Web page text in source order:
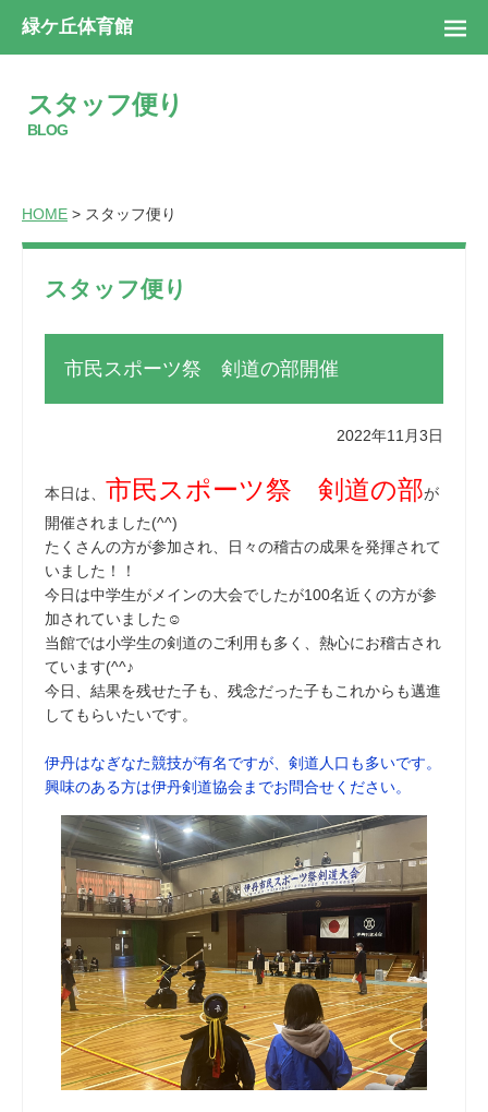
緑ケ丘体育館
スタッフ便り
BLOG
HOME > スタッフ便り
スタッフ便り
市民スポーツ祭 剣道の部開催
2022年11月3日
本日は、 市民スポーツ祭 剣道の部が
開催されました(^^)
たくさんの方が参加され、日々の稽古の成果を発揮されて
いました！！
今日は中学生がメインの大会でしたが100名近くの方が参
加されていました☺
当館では小学生の剣道のご利用も多く、熱心にお稽古され
ています(^^♪
今日、結果を残せた子も、残念だった子もこれからも邁進
してもらいたいです。
伊丹はなぎなた競技が有名ですが、剣道人口も多いです。
興味のある方は伊丹剣道協会までお問合せください。